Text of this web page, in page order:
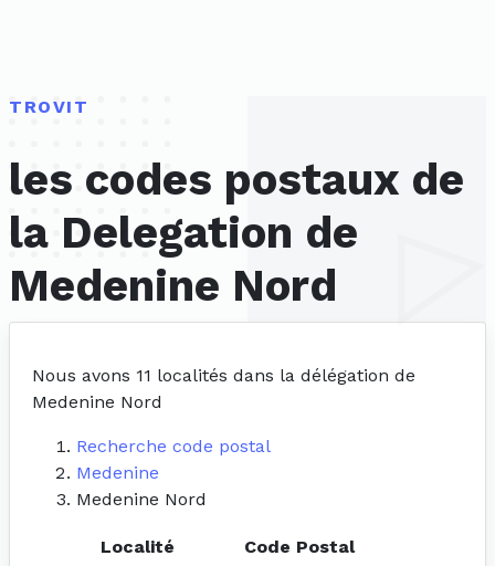
TROVIT
les codes postaux de
la Delegation de
Medenine Nord
Nous avons 11 localités dans la délégation de
Medenine Nord
Recherche code postal
Medenine
Medenine Nord
Localité
Code Postal